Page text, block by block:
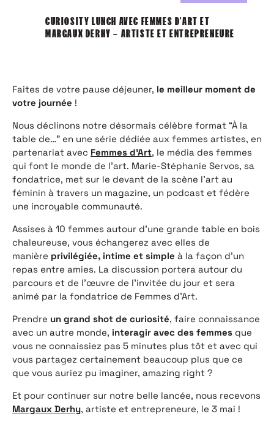
CURIOSITY LUNCH AVEC FEMMES D’ART ET
MARGAUX DERHY – ARTISTE ET ENTREPRENEURE
Faites de votre pause déjeuner, le meilleur moment de
votre journée !
Nous déclinons notre désormais célèbre format “À la
table de…” en une série dédiée aux femmes artistes, en
partenariat avec Femmes d’Art, le média des femmes
qui font le monde de l’art. Marie-Stéphanie Servos, sa
fondatrice, met sur le devant de la scène l’art au
féminin à travers un magazine, un podcast et fédère
une incroyable communauté.
Assises à 10 femmes autour d’une grande table en bois
chaleureuse, vous échangerez avec elles de
manière privilégiée, intime et simple à la façon d’un
repas entre amies. La discussion portera autour du
parcours et de l’œuvre de l’invitée du jour et sera
animé par la fondatrice de Femmes d’Art.
Prendre un grand shot de curiosité, faire connaissance
avec un autre monde, interagir avec des femmes que
vous ne connaissiez pas 5 minutes plus tôt et avec qui
vous partagez certainement beaucoup plus que ce
que vous auriez pu imaginer, amazing right ?
Et pour continuer sur notre belle lancée, nous recevons
Margaux Derhy, artiste et entrepreneure, le 3 mai !